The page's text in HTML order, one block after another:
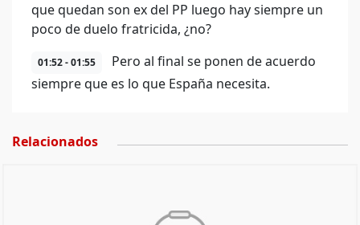
que quedan son ex del PP luego hay siempre un
poco de duelo fratricida, ¿no?
01:52 - 01:55
Pero al final se ponen de acuerdo
siempre que es lo que España necesita.
Relacionados